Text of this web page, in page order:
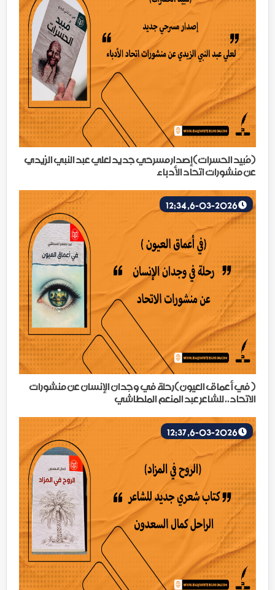
(مُبيد الحسرات)إصدار مسرحي جديد لعلي عبد النبي الزيدي
عن منشورات اتحاد الأدباء
( في أعماق العيون)رحلة في وجدان الإنسان عن منشورات
الاتحاد.. للشاعر عبد المنعم الملطاشي